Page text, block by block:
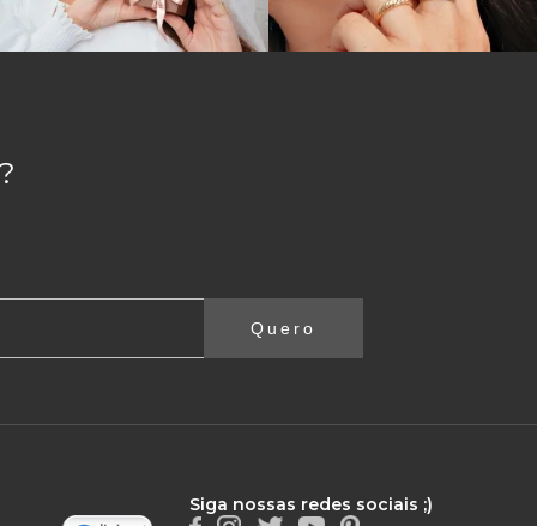
Quero
Siga nossas redes sociais ;)